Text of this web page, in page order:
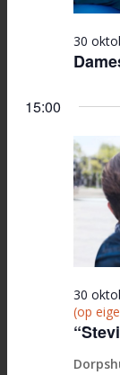
30
15:00
30
(op